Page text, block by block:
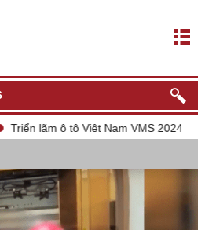
lãm ô tô Việt Nam VMS 2024